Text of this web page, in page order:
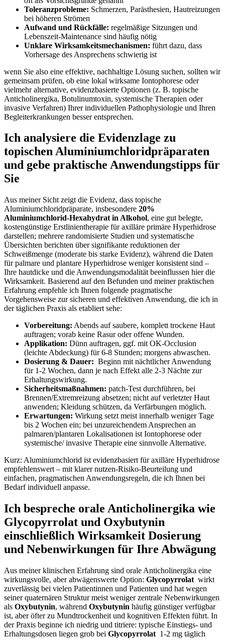
Toleranzprobleme: ​Schmerzen, Parästhesien, Hautreizungen⁤
bei höheren Strömen
Aufwand​ und Rückfälle: regelmäßige Sitzungen und
Lebenszeit‑Maintenance sind häufig ⁢nötig
Unklare Wirksamkeitsmechanismen: führt dazu, dass
Vorhersage des Ansprechens schwierig ist
wenn Sie also eine effektive,​ nachhaltige Lösung‌ suchen, sollten wir
⁢gemeinsam prüfen, ob eine lokal wirksame Iontophorese oder
vielmehr alternative, evidenzbasierte⁢ Optionen ⁣(z.⁤ B. topische
Anticholinergika, Botulinumtoxin,⁤ systemische Therapien ⁣oder⁣
invasive Verfahren) Ihrer individuellen Pathophysiologie und Ihren⁣
Begleiterkrankungen ​besser entsprechen.
Ich analysiere die Evidenzlage zu
topischen Aluminiumchloridpräparaten
und gebe praktische Anwendungstipps für
Sie
Aus meiner ⁤Sicht ⁤zeigt ⁣die Evidenz, dass ⁤topische
Aluminiumchloridpräparate, insbesondere 20%⁣
Aluminiumchlorid‑Hexahydrat​ in Alkohol, eine gut⁣ belegte,
kostengünstige Erstlinientherapie für axilläre primäre Hyperhidrose
darstellen;‍ mehrere randomisierte Studien‌ und ‌systematische
Übersichten berichten über⁣ signifikante reduktionen der
Schweißmenge (moderate ⁢bis starke Evidenz), ⁢während die Daten
für palmare⁤ und plantare Hyperhidrose weniger konsistent sind –
Ihre hautdicke‍ und die Anwendungsmodalität beeinflussen‌ hier die
Wirksamkeit. Basierend auf den Befunden und meiner praktischen
Erfahrung empfehle ich Ihnen folgende pragmatische‍
Vorgehensweise zur sicheren⁤ und effektiven Anwendung, die ich ⁢in⁤
der ⁢täglichen Praxis als etabliert sehe:
Vorbereitung: ‌Abends auf saubere, komplett trockene Haut
auftragen; vorab keine Rasur oder offene Wunden.
Applikation: Dünn auftragen, ggf.⁣ mit OK‑Occlusion
⁤(leichte Abdeckung)​ für 6-8 Stunden; morgens abwaschen.
Dosierung & Dauer: ‌ Beginn mit nächtlicher Anwendung
für 1-2 Wochen, dann ‍je nach⁢ Effekt alle 2-3 Nächte zur
Erhaltungswirkung.
Sicherheitsmaßnahmen: patch‑Test durchführen, bei
Brennen/Extremreizung absetzen; nicht auf verletzter Haut
‍anwenden; Kleidung ⁣schützen, da ⁢Verfärbungen möglich.
Erwartungen: Wirkung ​setzt meist innerhalb weniger Tage⁢
bis 2 Wochen ein; bei unzureichendem Ansprechen an
palmaren/plantaren Lokalisationen ist ⁤Iontophorese oder
systemische/ invasive Therapie eine sinnvolle Alternative.
Kurz: Aluminiumchlorid ist evidenzbasiert für ⁣axilläre Hyperhidrose
empfehlenswert – mit​ klarer ⁢nutzen‑Risiko‑Beurteilung ‌und
einfachen, ​pragmatischen Anwendungsregeln, die ich Ihnen bei
Bedarf individuell‌ anpasse.
Ich ‌bespreche orale Anticholinergika wie
Glycopyrrolat ​und⁣ Oxybutynin
einschließlich​ Wirksamkeit Dosierung⁣
und Nebenwirkungen für Ihre‌ Abwägung
Aus meiner klinischen Erfahrung sind orale Anticholinergika eine⁢
wirkungsvolle, aber abwägenswerte Option:‍ Glycopyrrolat ‌ wirkt
zuverlässig bei vielen Patientinnen und Patienten und hat wegen‍
seiner quaternären Struktur meist weniger zentrale Nebenwirkungen
⁣als Oxybutynin, ⁣während Oxybutynin häufig günstiger verfügbar
ist, aber öfter zu Mundtrockenheit und kognitiven⁤ Effekten führt. In
der⁤ Praxis‌ beginne ich ​niedrig und‍ titriere: ‌typische ‌Einstiegs‑ und
Erhaltungsdosen liegen grob bei Glycopyrrolat ​ 1-2​ mg täglich‍